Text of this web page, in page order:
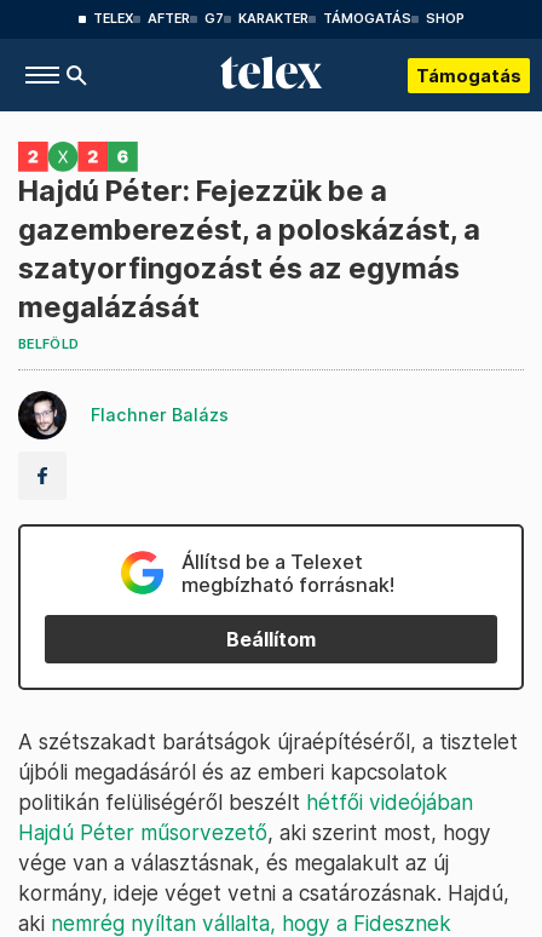
TELEX AFTER G7 KARAKTER TÁMOGATÁS SHOP
Támogatás
Hajdú Péter: Fejezzük be a
gazemberezést, a poloskázást, a
szatyorfingozást és az egymás
megalázását
BELFÖLD
Flachner Balázs
Állítsd be a Telexet
megbízható forrásnak!
Beállítom
A szétszakadt barátságok újraépítéséről, a tisztelet
újbóli megadásáról és az emberi kapcsolatok
politikán felüliségéről beszélt hétfői videójában
Hajdú Péter műsorvezető, aki szerint most, hogy
vége van a választásnak, és megalakult az új
kormány, ideje véget vetni a csatározásnak. Hajdú,
aki nemrég nyíltan vállalta, hogy a Fidesznek